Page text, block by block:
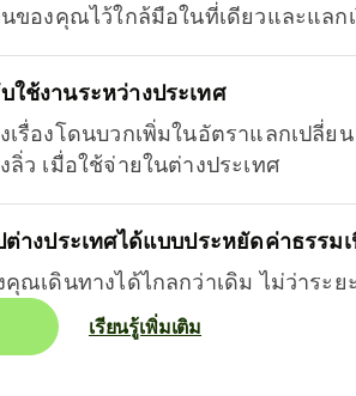
นของคุณไว้ใกล้มือในที่เดียวและแลก
ใช้งานระหว่างประเทศ
เรื่องโดนบวกเพิ่มในอัตราแลกเปลี่ย
ลิ่ว เมื่อใช้จ่ายในต่างประเทศ
ต่างประเทศได้แบบประหยัดค่าธรรม
คุณเดินทางได้ไกลกว่าเดิม ไม่ว่าระย
เรียนรู้เพิ่มเติม